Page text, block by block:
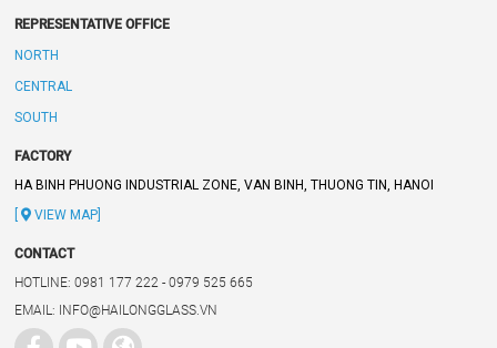
REPRESENTATIVE OFFICE
NORTH
CENTRAL
SOUTH
FACTORY
HA BINH PHUONG INDUSTRIAL ZONE, VAN BINH, THUONG TIN, HANOI
[
VIEW MAP]
CONTACT
HOTLINE: 0981 177 222 - 0979 525 665
EMAIL: INFO@HAILONGGLASS.VN